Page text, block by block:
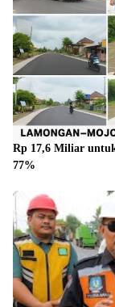
Rp 17,6 Miliar
77%